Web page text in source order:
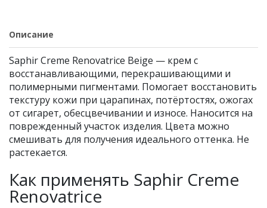
Описание
Saphir Creme Renovatrice Beige — крем с
восстанавливающими, перекрашивающими и
полимерными пигментами. Помогает восстановить
текстуру кожи при царапинах, потёртостях, ожогах
от сигарет, обесцвечивании и износе. Наносится на
поврежденный участок изделия. Цвета можно
смешивать для получения идеального оттенка. Не
растекается.
Как применять Saphir Creme
Renovatrice